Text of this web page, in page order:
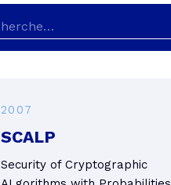
2007
SCALP
Security of Cryptographic